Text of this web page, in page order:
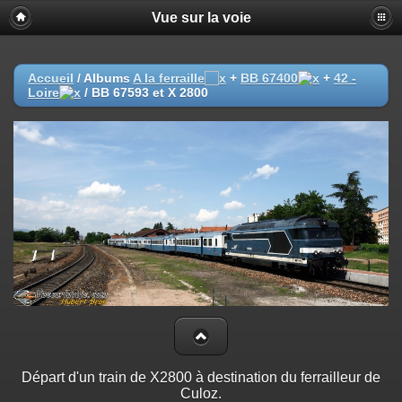
Vue sur la voie
Accueil / Albums A la ferraille + BB 67400 + 42 -
Loire
/ BB 67593 et X 2800
Départ d'un train de X2800 à destination du ferrailleur de
Culoz.